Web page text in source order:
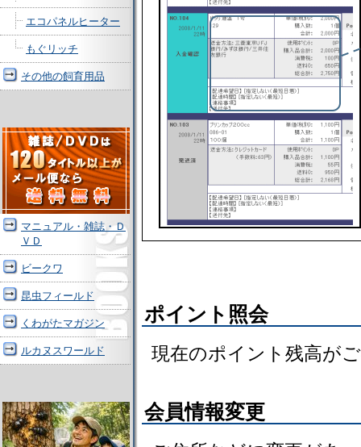
ポイント照会
現在のポイント残高が
会員情報変更
エコパネルヒーター
もぐリッチ
その他の飼育用品
マニュアル・雑誌・Ｄ
ＶＤ
ビークワ
昆虫フィールド
くわがたマガジン
ルカヌスワールド